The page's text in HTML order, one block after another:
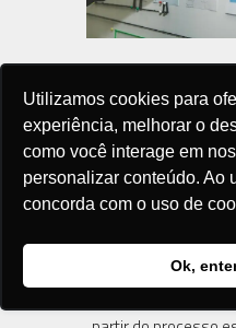
Utilizamos cookies para
experiência, melhorar o
como você interage em
personalizar conteúdo. Ao
concorda com o uso de
Ok,
Como os
aperfeiçoar a
com o UX Design?
2024-02-09
Crédito da imagem:
Senac EAD revela